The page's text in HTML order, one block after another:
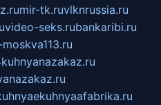
mir-tk.ruvlknrussia.ru
video-seks.rubankaribi.ru